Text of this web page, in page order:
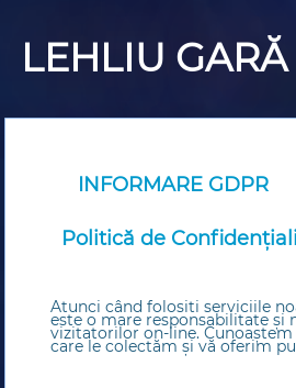
LEHLIU GARĂ
INFORMARE GDPR
Politică de
Atunci când folositi serviciile
este o mare responsabilitate
vizitatorilor on-line.
care le colectăm și vă oferim